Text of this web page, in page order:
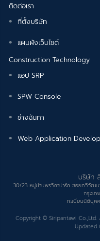
ติดต่อเรา
ที่ตั้งบริษัท
แผนผังเว็บไซต์
Construction Technology
แอป SRP
SPW Console
ช่างฉันทา
Web Application
บริษัท
30/23 หมู่บ้านพรวิภาปาร์ค ซอยทวีวัฒ
กรุงเท
ทะเบียนนิติบุคค
Copyright © Siripantawi Co.,Ltd.
Updated